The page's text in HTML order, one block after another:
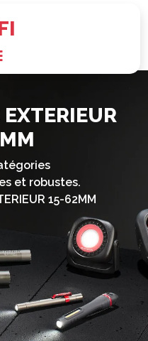
et robustes.
15-62MM